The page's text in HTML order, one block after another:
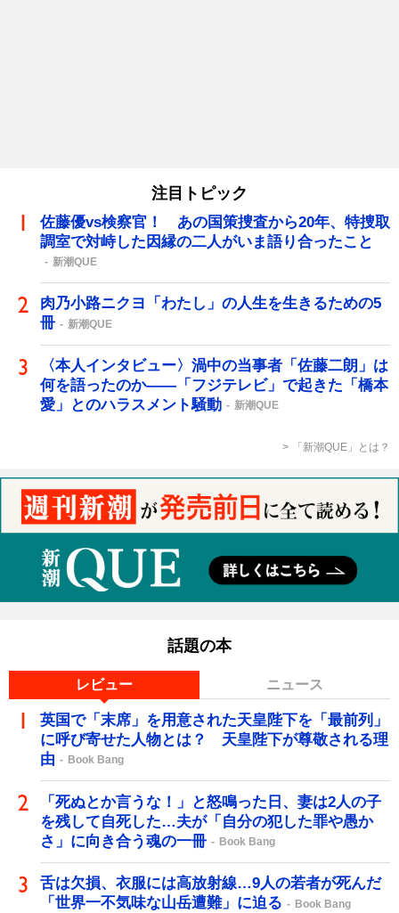
注目トピック
佐藤優vs検察官！ あの国策捜査から20年、特捜取
調室で対峙した因縁の二人がいま語り合ったこと
新潮QUE
肉乃小路ニクヨ「わたし」の人生を生きるための5
冊
新潮QUE
〈本人インタビュー〉渦中の当事者「佐藤二朗」は
何を語ったのか――「フジテレビ」で起きた「橋本
愛」とのハラスメント騒動
新潮QUE
「新潮QUE」とは？
話題の本
レビュー ニュース
英国で「末席」を用意された天皇陛下を「最前列」
に呼び寄せた人物とは？ 天皇陛下が尊敬される理
由
Book Bang
「死ぬとか言うな！」と怒鳴った日、妻は2人の子
を残して自死した…夫が「自分の犯した罪や愚か
さ」に向き合う魂の一冊
Book Bang
舌は欠損、衣服には高放射線…9人の若者が死んだ
「世界一不気味な山岳遭難」に迫る
Book Bang